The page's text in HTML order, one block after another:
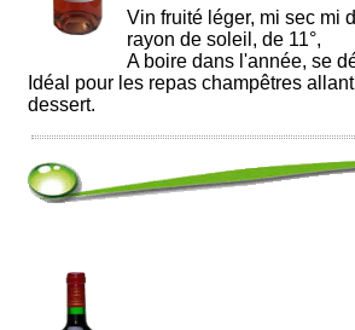
Vin fruité léger, mi sec mi
rayon de soleil, de 11°,
A boire dans l'année, se
Idéal pour les repas champêtres
dessert.